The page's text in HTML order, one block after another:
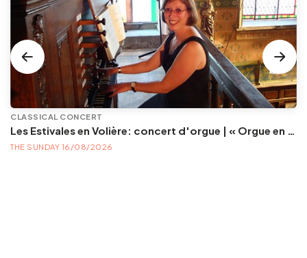
CLASSICAL CONCERT
Les Estivales en Volière: concert d'orgue | « Orgue en Volière » , les 3e dimanches du mois (été) audition d’orgue (accès libre)
THE SUNDAY 16/08/2026